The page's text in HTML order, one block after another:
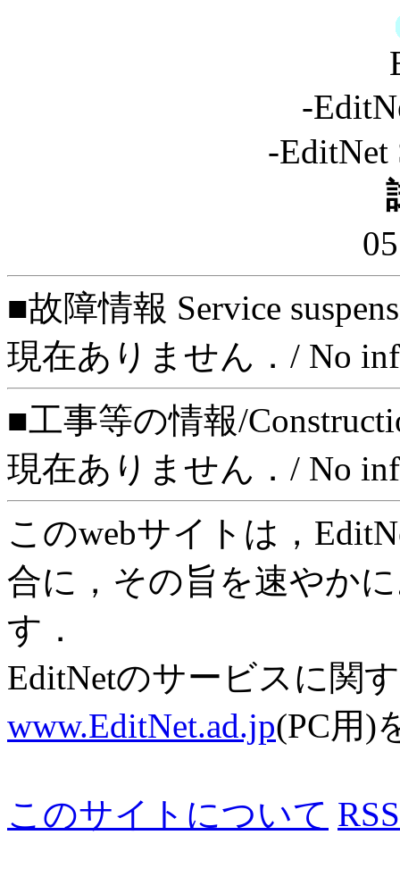
-
-EditNet
■故障情報 Service
現在ありません．/ No
■工事等の情報/
現在ありません．/ No
このwebサイトは，
合に，その旨を速やか
す．
EditNetのサービスに関
www.EditNet.ad.jp(PC用)
このサイトについて RSS